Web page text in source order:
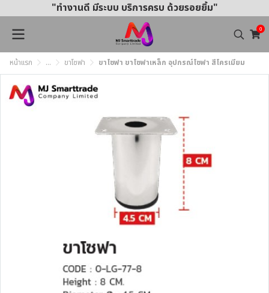
"ทำงานดี มีระบบ บริการครบ ด้วยรอยยิ้ม"
0
หน้าแรก ... ขาโซฟา ขาโซฟา ขาโซฟาเหล็ก อุปกรณ์โซฟา สีโครเมียม